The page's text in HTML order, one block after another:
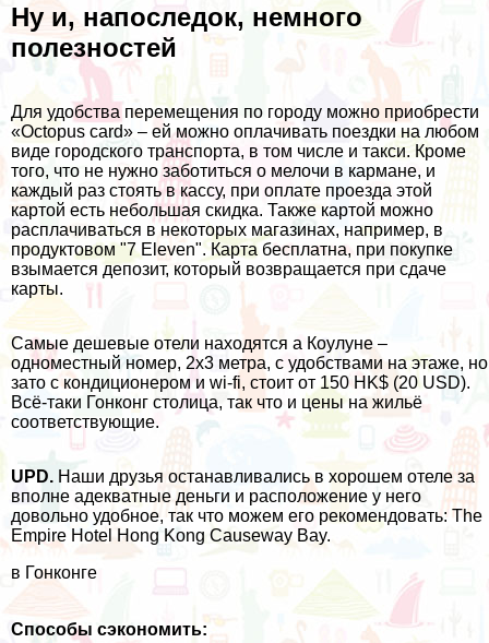
Ну и, напоследок, немного
полезностей
Для удобства перемещения по городу можно приобрести
«Octopus card» – ей можно оплачивать поездки на любом
виде городского транспорта, в том числе и такси. Кроме
того, что не нужно заботиться о мелочи в кармане, и
каждый раз стоять в кассу, при оплате проезда этой
картой есть небольшая скидка. Также картой можно
расплачиваться в некоторых магазинах, например, в
продуктовом "7 Eleven". Карта бесплатна, при покупке
взымается депозит, который возвращается при сдаче
карты.
Самые дешевые отели находятся а Коулуне –
одноместный номер, 2х3 метра, c удобствами на этаже, но
зато с кондиционером и wi-fi, стоит от 150 HK$ (20 USD).
Всё-таки Гонконг столица, так что и цены на жильё
соответствующие.
UPD. Наши друзья останавливались в хорошем отеле за
вполне адекватные деньги и расположение у него
довольно удобное, так что можем его рекомендовать: The
Empire Hotel Hong Kong Causeway Bay.
в Гонконге
Способы сэкономить: